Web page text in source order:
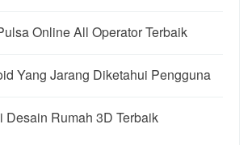
Online All Operator Terbaik
Yang Jarang Diketahui Pengguna
Desain Rumah 3D Terbaik